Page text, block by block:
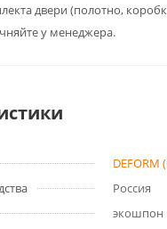
двери (полотно,
у менеджера.
DEFORM
Россия
экошпон